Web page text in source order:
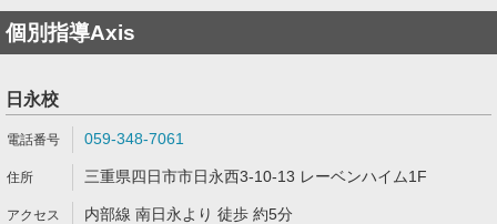
個別指導Axis
日永校
059-348-7061
三重県四日市市日永西3-10-13 レーベンハイム1F
内部線 南日永より 徒歩 約5分